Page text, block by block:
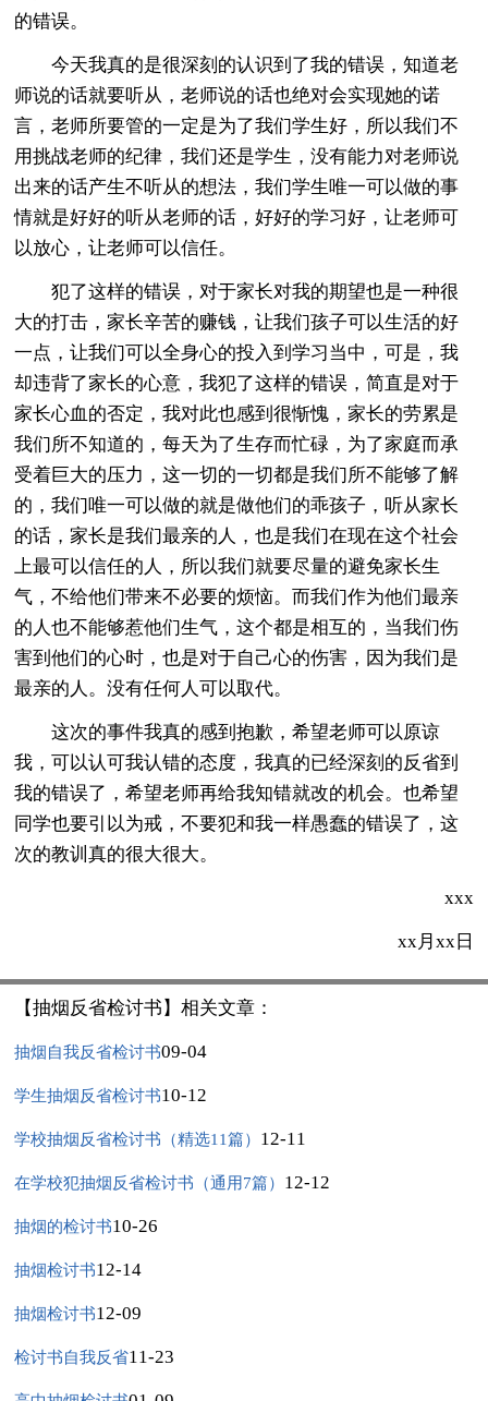
的错误。
今天我真的是很深刻的认识到了我的错误，知道老
师说的话就要听从，老师说的话也绝对会实现她的诺
言，老师所要管的一定是为了我们学生好，所以我们不
用挑战老师的纪律，我们还是学生，没有能力对老师说
出来的话产生不听从的想法，我们学生唯一可以做的事
情就是好好的听从老师的话，好好的学习好，让老师可
以放心，让老师可以信任。
犯了这样的错误，对于家长对我的期望也是一种很
大的打击，家长辛苦的赚钱，让我们孩子可以生活的好
一点，让我们可以全身心的投入到学习当中，可是，我
却违背了家长的心意，我犯了这样的错误，简直是对于
家长心血的否定，我对此也感到很惭愧，家长的劳累是
我们所不知道的，每天为了生存而忙碌，为了家庭而承
受着巨大的压力，这一切的一切都是我们所不能够了解
的，我们唯一可以做的就是做他们的乖孩子，听从家长
的话，家长是我们最亲的人，也是我们在现在这个社会
上最可以信任的人，所以我们就要尽量的避免家长生
气，不给他们带来不必要的烦恼。而我们作为他们最亲
的人也不能够惹他们生气，这个都是相互的，当我们伤
害到他们的心时，也是对于自己心的伤害，因为我们是
最亲的人。没有任何人可以取代。
这次的事件我真的感到抱歉，希望老师可以原谅
我，可以认可我认错的态度，我真的已经深刻的反省到
我的错误了，希望老师再给我知错就改的机会。也希望
同学也要引以为戒，不要犯和我一样愚蠢的错误了，这
次的教训真的很大很大。
xxx
xx月xx日
【抽烟反省检讨书】相关文章：
抽烟自我反省检讨书09-04
学生抽烟反省检讨书10-12
学校抽烟反省检讨书（精选11篇） 12-11
在学校犯抽烟反省检讨书（通用7篇） 12-12
抽烟的检讨书10-26
抽烟检讨书12-14
抽烟检讨书12-09
检讨书自我反省11-23